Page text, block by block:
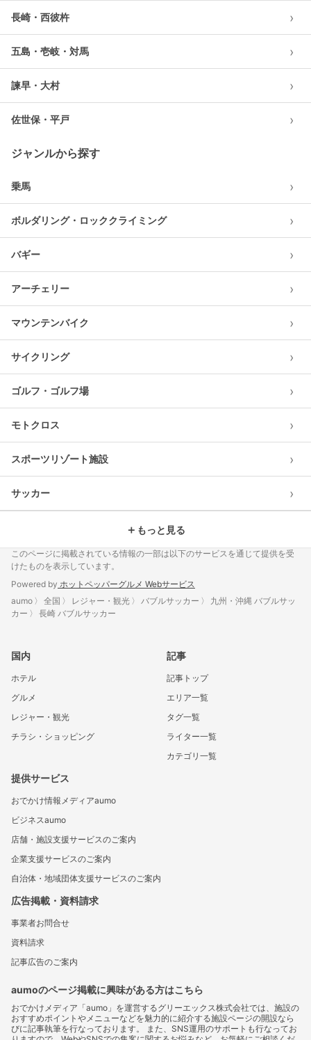
長崎・西彼杵 ›
五島・壱岐・対馬 ›
諫早・大村 ›
佐世保・平戸 ›
ジャンルから探す
乗馬 ›
ボルダリング・ロッククライミング ›
バギー ›
アーチェリー ›
マウンテンバイク ›
サイクリング ›
ゴルフ・ゴルフ場 ›
モトクロス ›
スポーツリゾート施設 ›
サッカー ›
＋ もっと見る
このページに掲載されている情報の一部は以下のサービスを通じて提供を受
けたものを表示しています。
Powered by ホットペッパーグルメ Webサービス
aumo
全国 レジャー・観光 バブルサッカー
九州・沖縄 バブルサッ
カー
長崎 バブルサッカー
国内
ホテル
グルメ
レジャー・観光
チラシ・ショッピング
記事
記事トップ
エリア一覧
タグ一覧
ライター一覧
カテゴリ一覧
提供サービス
おでかけ情報メディアaumo
ビジネスaumo
店舗・施設支援サービスのご案内
企業支援サービスのご案内
自治体・地域団体支援サービスのご案内
広告掲載・資料請求
事業者お問合せ
資料請求
記事広告のご案内
aumoのページ掲載に興味がある方はこちら
おでかけメディア「aumo」を運営するグリーエックス株式会社では、施設の
おすすめポイントやメニューなどを魅力的に紹介する施設ページの開設なら
びに記事執筆を行なっております。 また、SNS運用のサポートも行なってお